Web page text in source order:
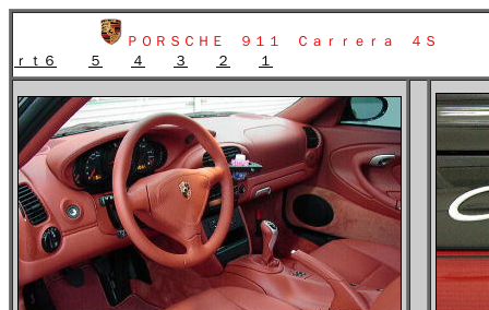
ＰＯＲＳＣＨＥ ９１１ Ｃａｒｒｅｒａ ４Ｓ
ｒｔ６
５ ４ ３ ２ １